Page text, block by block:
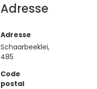
Adresse
Adresse
Schaarbeeklei,
485
Code
postal